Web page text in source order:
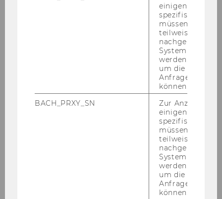
Ran­king nach No­ten­schnitt).
Die An­mel­dung zur SBWL er­folgt über das An­
mel­de­tool @myWU - Ein­stieg in die Spe­zia­li­sie­
run­gen. Be­ach­ten Sie et­wai­ge Vor­aus­set­zung
laut Ihrem je­wei­li­gen Stu­di­en­plan.
Nach der An­mel­dung er­scheint die Lehr­ver­an­
stal­tung auf "Can­vas". Dort laden Sie in den
eine ta­ges­ak­tu­el­le Kopie IhresEr­
(Sam­mel­zeug­nis)hoch. (Nur
wenn Sie zu den Top 5% im Stu­dent Ran­king
nach No­ten­schnitt zäh­len, laden Sie statt­des­
sen die ent­spre­chen­de Be­stä­ti­gung hoch.)
einigen WU-
spezifischen
müssen
teilweise von
nachgelagerten
System
werden.
um die Antwort
Anfrage
können.
BACH_PRXY_SN
Zur Anzeige von
einigen WU-
spezifischen
müssen
teilweise von
nachgelagerten
System
werden.
um die Antwort
Anfrage
können.